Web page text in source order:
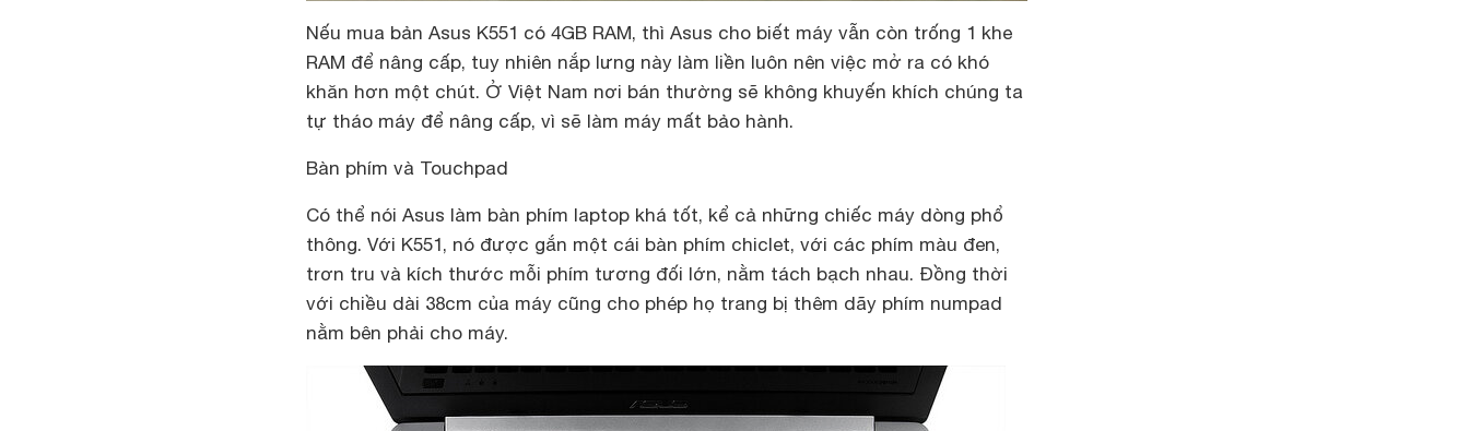
Nếu mua bản Asus K551 có 4GB RAM, thì Asus cho biết máy vẫn còn trống 1 khe
RAM để nâng cấp, tuy nhiên nắp lưng này làm liền luôn nên việc mở ra có khó
khăn hơn một chút. Ở Việt Nam nơi bán thường sẽ không khuyến khích chúng ta
tự tháo máy để nâng cấp, vì sẽ làm máy mất bảo hành.
Bàn phím và Touchpad
Có thể nói Asus làm bàn phím laptop khá tốt, kể cả những chiếc máy dòng phổ
thông. Với K551, nó được gắn một cái bàn phím chiclet, với các phím màu đen,
trơn tru và kích thước mỗi phím tương đối lớn, nằm tách bạch nhau. Đồng thời
với chiều dài 38cm của máy cũng cho phép họ trang bị thêm dãy phím numpad
nằm bên phải cho máy.